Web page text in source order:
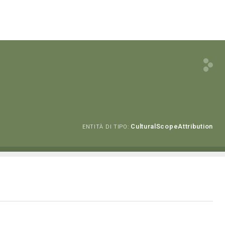
ENTITÀ DI TIPO: CulturalScopeAttribution